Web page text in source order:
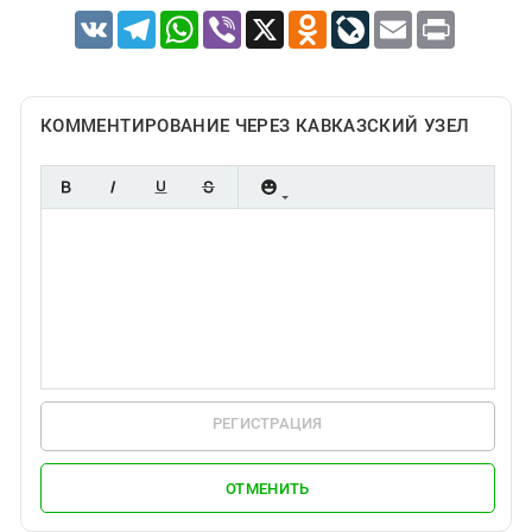
VK TelegramWhatsApp
Viber X Odnoklassniki
LiveJournal
Email Print
КОММЕНТИРОВАНИЕ ЧЕРЕЗ КАВКАЗСКИЙ УЗЕЛ
РЕГИСТРАЦИЯ
ОТМЕНИТЬ